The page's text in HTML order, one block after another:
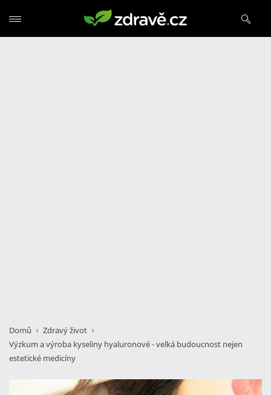
Domů
Zdravý život
Výzkum a výroba kyseliny hyaluronové - velká budoucnost nejen
estetické medicíny